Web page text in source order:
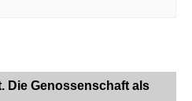
Die Genossenschaft als